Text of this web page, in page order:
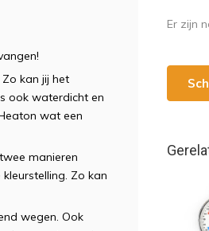
kan jij het
ook waterdicht en
wat een
manieren
Zo kan
wegen. Ook
Er zijn